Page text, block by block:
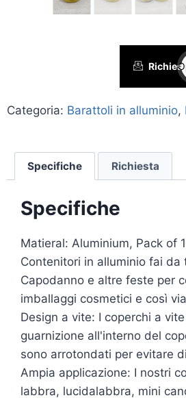
Categoria: Barattoli in alluminio,
Specifiche Richiesta
Specifiche
Matieral: Aluminium, Pack of
Contenitori in alluminio fai
Capodanno e altre feste per
imballaggi cosmetici e così
Design a vite: I coperchi a
guarnizione all'interno del
sono arrotondati per evitare
Ampia applicazione: I nostri
labbra, lucidalabbra, mini